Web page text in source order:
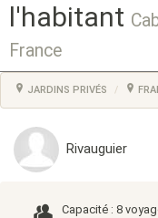
l'habitant
France
JARDINS PRIVÉS
Rivauguier
Capacité : 8